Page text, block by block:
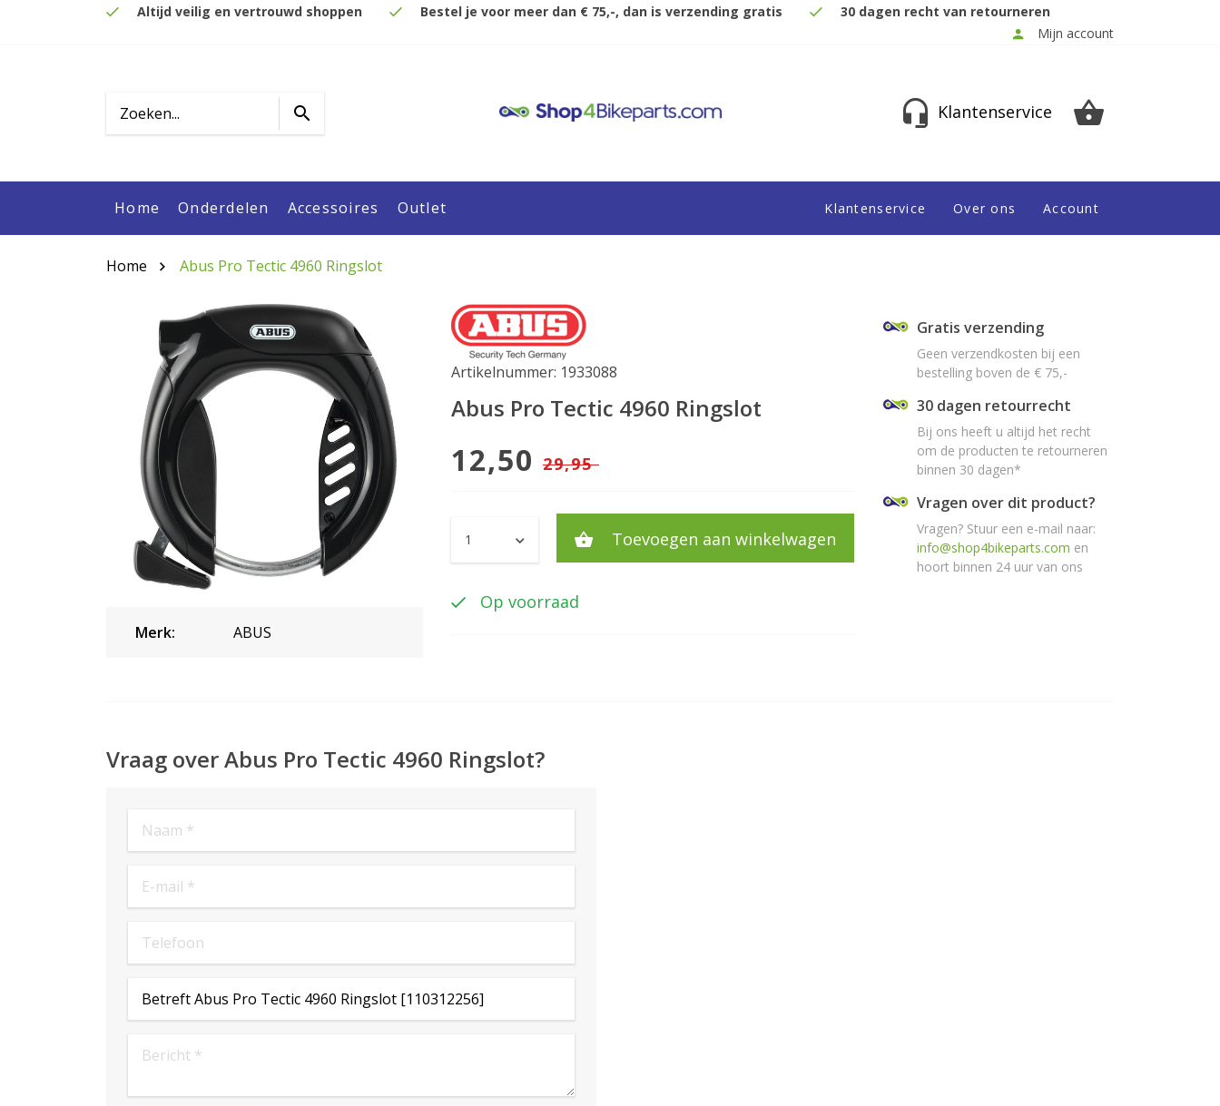
Altijd veilig en vertrouwd shoppen Bestel je voor meer dan € 75,-, dan is verzending gratis
30 dagen recht van retourneren
Mijn account
Klantenservice
Home Onderdelen Accessoires Outlet Account
Over ons
Klantenservice
Home Abus Pro Tectic 4960 Ringslot
Merk: ABUS
Artikelnummer: 1933088
Abus Pro Tectic 4960 Ringslot
12,50 29,95
Toevoegen aan winkelwagen
Op voorraad
Gratis verzending
Geen verzendkosten bij een
bestelling boven de € 75,-
30 dagen retourrecht
Bij ons heeft u altijd het recht
om de producten te retourneren
binnen 30 dagen*
Vragen over dit product?
Vragen? Stuur een e-mail naar:
info@shop4bikeparts.com en
hoort binnen 24 uur van ons
Vraag over Abus Pro Tectic 4960 Ringslot?